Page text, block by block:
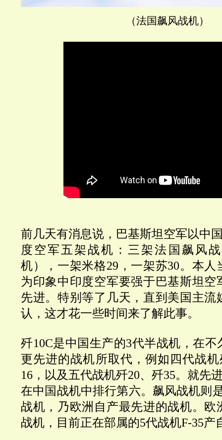
（法国飙风战机）
前几天有消息说，巴基斯坦空军以中
度空军五架战机：三架法国飙风
机），一架米格29，一架苏30。本人
为印象中印度空军要强于巴基斯坦空
先进。特别等了几天，直到美国主流
认，这才花一些时间来了解此事。
歼10C是中国生产的3代半战机，在
更先进的战机所取代，例如四代战
16，以及五代战机歼20、歼35。就先
在中国战机中排行第六。飙风战机则
战机，乃欧洲自产最先进的战机。欧
战机，目前正在部属的5代战机F-35产